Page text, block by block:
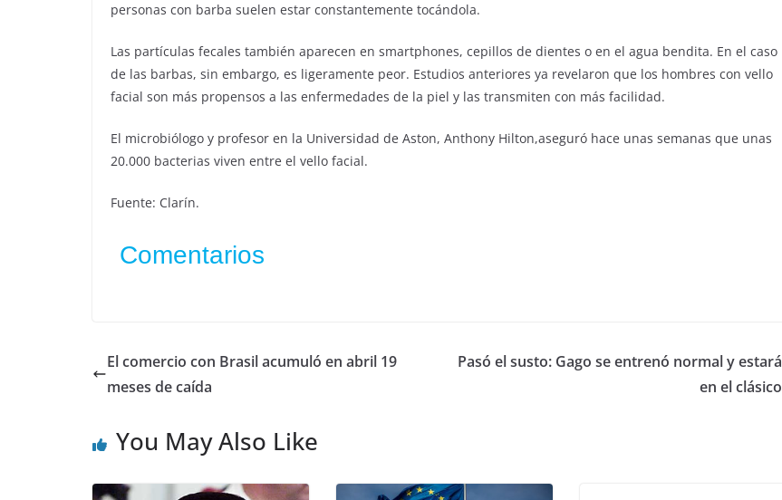
personas con barba suelen estar constantemente tocándola.
Las partículas fecales también aparecen en smartphones, cepillos de dientes o en el agua bendita. En el caso
de las barbas, sin embargo, es ligeramente peor. Estudios anteriores ya revelaron que los hombres con vello
facial son más propensos a las enfermedades de la piel y las transmiten con más facilidad.
El microbiólogo y profesor en la Universidad de Aston, Anthony Hilton,aseguró hace unas semanas que unas
20.000 bacterias viven entre el vello facial.
Fuente: Clarín.
Comentarios
El comercio con Brasil acumuló en abril 19
meses de caída
Pasó el susto: Gago se entrenó normal y estará
en el clásico
You May Also Like